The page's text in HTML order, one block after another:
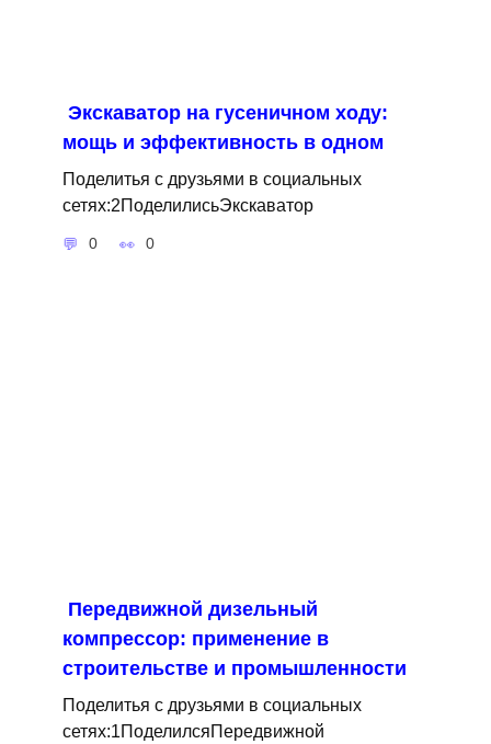
Экскаватор на гусеничном ходу:
мощь и эффективность в одном
Поделитья с друзьями в социальных
сетях:2ПоделилисьЭкскаватор
0 0
Передвижной дизельный
компрессор: применение в
строительстве и промышленности
Поделитья с друзьями в социальных
сетях:1ПоделилсяПередвижной